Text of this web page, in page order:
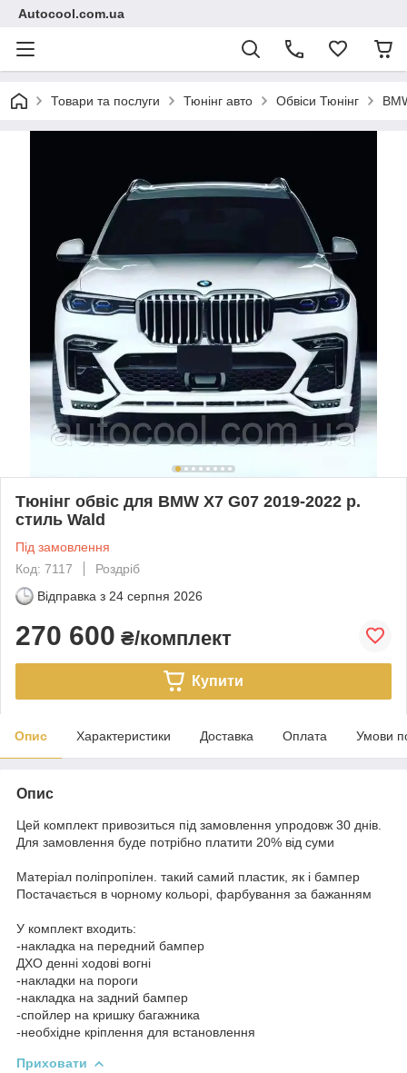
Autocool.com.ua
Товари та послуги Тюнінг авто Обвіси Тюнінг
Тюнінг обвіс для BMW X7 G07 2019-2022 р.
стиль Wald
Під замовлення
Код: 7117
Роздріб
Відправка з 24 серпня 2026
270 600 ₴/комплект
Купити
Опис Характеристики Доставка Оплата Умови
Опис
Цей комплект привозиться під замовлення упродовж 30 днів.
Для замовлення буде потрібно платити 20% від суми
Матеріал поліпропілен. такий самий пластик, як і бампер
Постачається в чорному кольорі, фарбування за бажанням
У комплект входить:
-накладка на передний бампер
ДХО денні ходові вогні
-накладки на пороги
-накладка на задний бампер
-спойлер на кришку багажника
-необхідне кріплення для встановлення
Приховати